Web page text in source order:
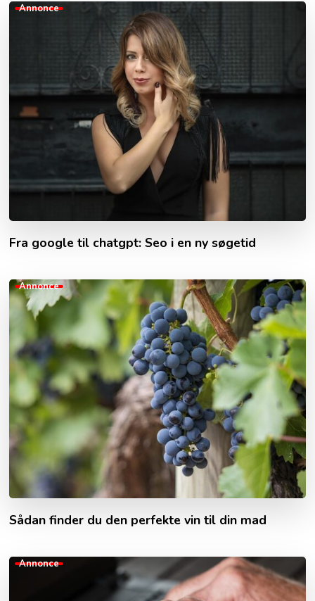
Annonce
Fra google til chatgpt: Seo i en ny søgetid
Annonce
Sådan finder du den perfekte vin til din mad
Annonce